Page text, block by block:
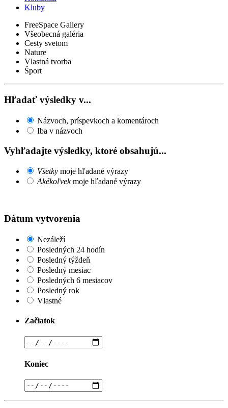
Kluby
FreeSpace Gallery
Všeobecná galéria
Cesty svetom
Nature
Vlastná tvorba
Šport
Hľadať výsledky v...
Názvoch, príspevkoch a komentároch
Iba v názvoch
Vyhľadajte výsledky, ktoré obsahujú...
Všetky moje hľadané výrazy
Akékoľvekmoje hľadané výrazy
Dátum vytvorenia
Nezáleží
Posledných 24 hodín
Posledný týždeň
Posledný mesiac
Posledných 6 mesiacov
Posledný rok
Vlastné
Začiatok
Koniec